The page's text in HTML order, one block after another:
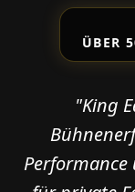
ÜBER
"King